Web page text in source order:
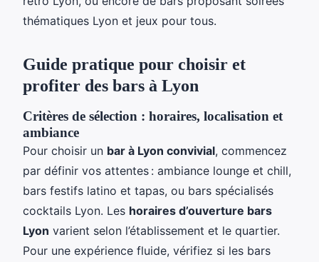
thématiques Lyon et jeux pour tous.
Guide pratique pour choisir et
profiter des bars à Lyon
Critères de sélection : horaires, localisation et
ambiance
Pour choisir un bar à Lyon convivial, commencez
par définir vos attentes : ambiance lounge et chill,
bars festifs latino et tapas, ou bars spécialisés
cocktails Lyon. Les horaires d’ouverture bars
Lyon varient selon l’établissement et le quartier.
Pour une expérience fluide, vérifiez si les bars